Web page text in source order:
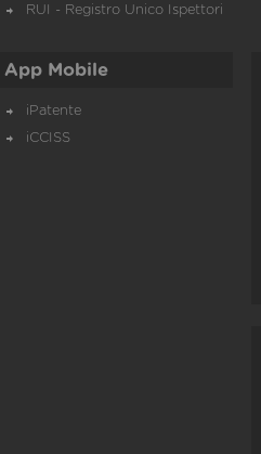
RUI - Registro Unico Ispettori
App Mobile
iPatente
iCCISS